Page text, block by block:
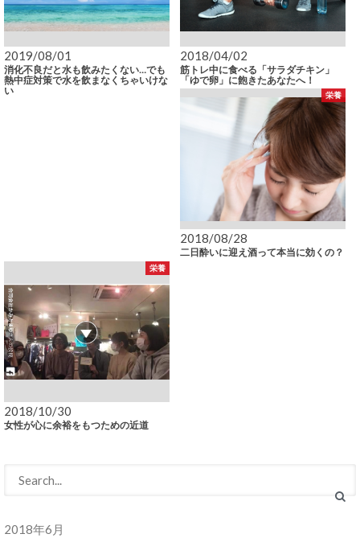
2019/08/01
消化不良だと水も飲みたくない…でも
熱中症対策で水を飲まなくちゃいけな
い
2018/04/02
筋トレ中に食べる「サラダチキン」
「ゆで卵」に飽きたあなたへ！
栄養
2018/08/28
二日酔いに迎え酒って本当に効くの？
栄養
2018/10/30
女性が心に余裕をもつための近道
2018年6月